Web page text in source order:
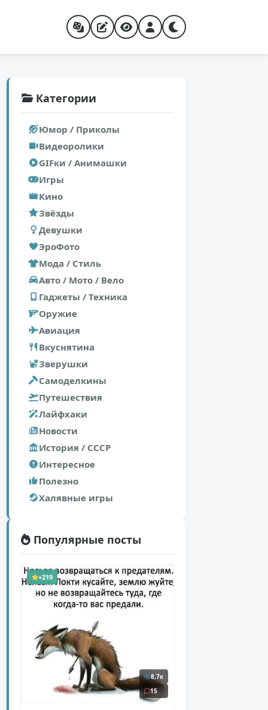
Категории
Юмор / Приколы
Видеоролики
GIFки / Анимашки
Игры
Кино
Звёзды
Девушки
ЭроФото
Мода / Стиль
Авто / Мото / Вело
Гаджеты / Техника
Оружие
Авиация
Вкуснятина
Зверушки
Самоделкины
Путешествия
Лайфхаки
Новости
История / СССР
Интересное
Полезно
Халявные игры
Популярные посты
+219
8,7к
15